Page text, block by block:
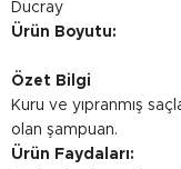
Ducray
Ürün Boyutu:
Özet Bilgi
Kuru ve yıpranmış
olan şampuan.
Ürün Faydaları: